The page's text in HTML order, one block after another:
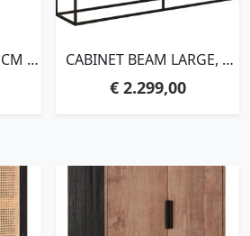
–
CABINET BEAM LARGE, 4
RACK,140X180X40 CM,
€2.299,00